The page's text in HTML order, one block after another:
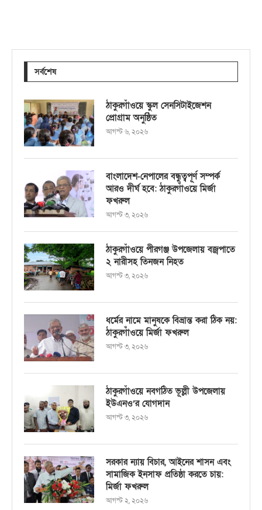
সর্বশেষ
ঠাকুরগাঁওয়ে স্কুল সেনসিটাইজেশন
প্রোগ্রাম অনুষ্ঠিত
আগস্ট ৬, ২০২৬
বাংলাদেশ-নেপালের বন্ধুত্বপূর্ণ সম্পর্ক
আরও দীর্ঘ হবে: ঠাকুরগাঁওয়ে মির্জা
ফখরুল
আগস্ট ৩, ২০২৬
ঠাকুরগাঁওয়ে পীরগঞ্জ উপজেলায় বজ্রপাতে
২ নারীসহ তিনজন নিহত
আগস্ট ৩, ২০২৬
ধর্মের নামে মানুষকে বিভ্রান্ত করা ঠিক নয়:
ঠাকুরগাঁওয়ে মির্জা ফখরুল
আগস্ট ৩, ২০২৬
ঠাকুরগাঁওয়ে নবগঠিত ভূল্লী উপজেলায়
ইউএনও’র যোগদান
আগস্ট ৩, ২০২৬
সরকার ন্যায় বিচার, আইনের শাসন এবং
সামাজিক ইনসাফ প্রতিষ্ঠা করতে চায়:
মির্জা ফখরুল
আগস্ট ২, ২০২৬